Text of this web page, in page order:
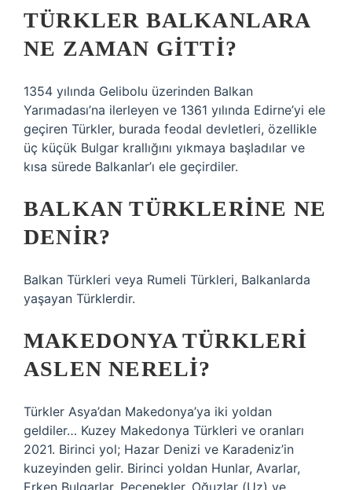
TÜRKLER BALKANLARA
NE ZAMAN GITTI?
1354 yılında Gelibolu üzerinden Balkan
Yarımadası’na ilerleyen ve 1361 yılında Edirne’yi ele
geçiren Türkler, burada feodal devletleri, özellikle
üç küçük Bulgar krallığını yıkmaya başladılar ve
kısa sürede Balkanlar’ı ele geçirdiler.
BALKAN TÜRKLERINE NE
DENIR?
Balkan Türkleri veya Rumeli Türkleri, Balkanlarda
yaşayan Türklerdir.
MAKEDONYA TÜRKLERI
ASLEN NERELI?
Türkler Asya’dan Makedonya’ya iki yoldan
geldiler… Kuzey Makedonya Türkleri ve oranları
2021. Birinci yol; Hazar Denizi ve Karadeniz’in
kuzeyinden gelir. Birinci yoldan Hunlar, Avarlar,
Erken Bulgarlar, Peçenekler, Oğuzlar (Uz) ve